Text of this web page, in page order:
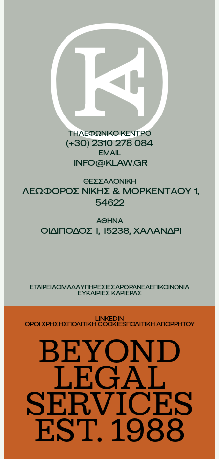
ΤΗΛΕΦΩΝΙΚO ΚEΝΤΡΟ
(+30) 2310 278 084
EMAIL
INFO@KLAW.GR
ΘΕΣΣΑΛΟΝIΚΗ
ΛΕΩΦOΡΟΣ ΝIΚΗΣ & ΜΟΡΚΕΝΤAΟΥ 1,
54622
ΑΘHΝΑ
ΟΙΔIΠΟΔΟΣ 1, 15238, ΧΑΛAΝΔΡΙ
ΕΤΑΙΡΕΙΑΟΜΑΔΑΥΠΗΡΕΣΙΕΣΑΡΘΡΑΝΕΑΕΠΙΚΟΙΝΩΝΙΑ
ΕΥΚΑΙΡΙΕΣ ΚΑΡΙΕΡΑΣ
LINKEDIN
ΟΡΟΙ ΧΡΗΣΗΣΠΟΛΙΤΙΚΗ COOKIESΠΟΛΙΤΙΚΗ ΑΠΟΡΡΗΤΟΥ
BEYOND
LEGAL
SERVICES
EST. 1988